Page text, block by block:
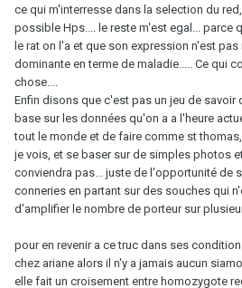
ce qui m'interresse dans la selection du
possible Hps.... le reste m'est egal... parce
le rat on l'a et que son expression n'est
dominante en terme de maladie..... Ce qui
chose....
Enfin disons que c'est pas un jeu de savoir
base sur les données qu'on a a l'heure
tout le monde et de faire comme st
je vois, et se baser sur de simples photos
conviendra pas... juste de l'opportunité de
conneries en partant sur des souches qui
d'amplifier le nombre de porteur sur
pour en revenir a ce truc dans ses
chez ariane alors il n'y a jamais aucun
elle fait un croisement entre homozygote